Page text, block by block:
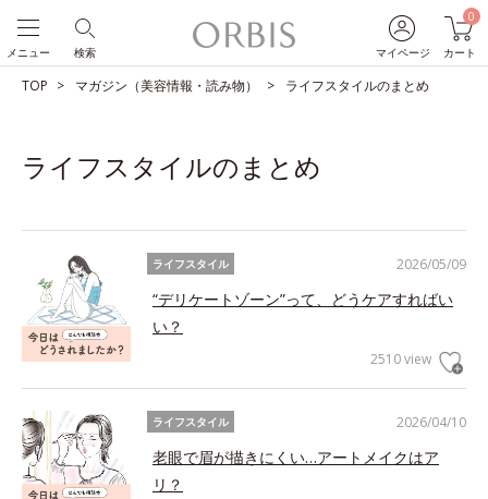
マイページ
0
カート
検索
メニュー
TOP マガジン（美容情報・読み物） ライフスタイルのまとめ
ライフスタイルのまとめ
2026/05/09
ライフスタイル
“デリケートゾーン”って、どうケアすればい
い？
2510 view
2026/04/10
ライフスタイル
老眼で眉が描きにくい…アートメイクはア
リ？